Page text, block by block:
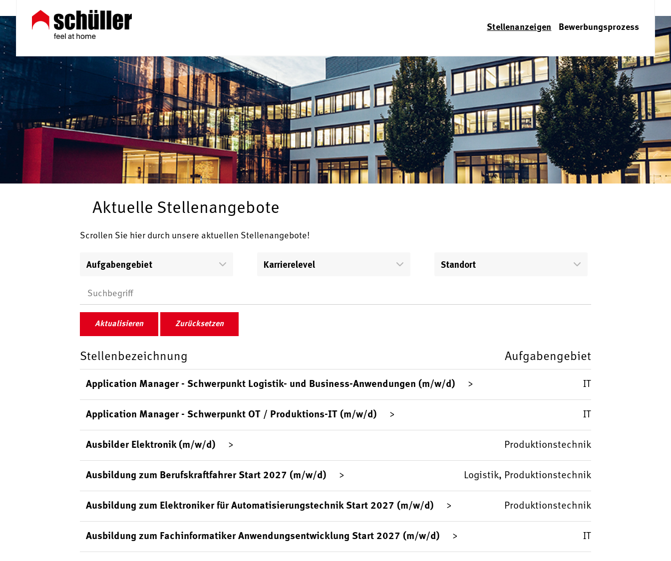
Stellenanzeigen Bewerbungsprozess
Aktuelle Stellenangebote
Scrollen Sie hier durch unsere aktuellen Stellenangebote!
Aufgabengebiet Karrierelevel Standort
Aktualisieren Zurücksetzen
Stellenbezeichnung Aufgabengebiet
Application Manager - Schwerpunkt Logistik- und Business-Anwendungen (m/w/d) IT
Application Manager - Schwerpunkt OT / Produktions-IT (m/w/d) IT
Ausbilder Elektronik (m/w/d) Produktionstechnik
Ausbildung zum Berufskraftfahrer Start 2027 (m/w/d) Logistik, Produktionstechnik
Ausbildung zum Elektroniker für Automatisierungstechnik Start 2027 (m/w/d) Produktionstechnik
Ausbildung zum Fachinformatiker Anwendungsentwicklung Start 2027 (m/w/d) IT